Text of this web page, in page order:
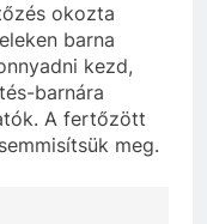
okozta
barna
kezd,
barnára
A fertőzött
meg.